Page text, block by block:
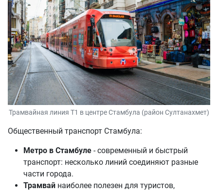
Трамвайная линия Т1 в центре Стамбула (район Султанахмет)
Общественный транспорт Стамбула:
Метро в Стамбуле - современный и быстрый
транспорт: несколько линий соединяют разные
части города.
Трамвай наиболее полезен для туристов,